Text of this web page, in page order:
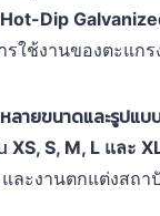
Dip
รใช้งานของตะแก
ลายขนาดและรูปแบ
XS, S, M, L และ
ละงานตกแต่งสถา